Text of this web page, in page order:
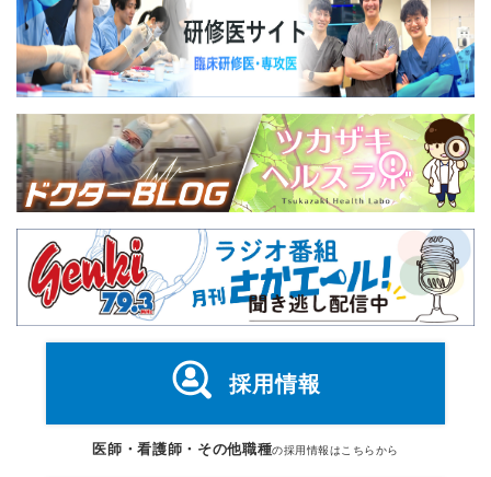
採用情報
医師・看護師・その他職種の採用情報はこちらから